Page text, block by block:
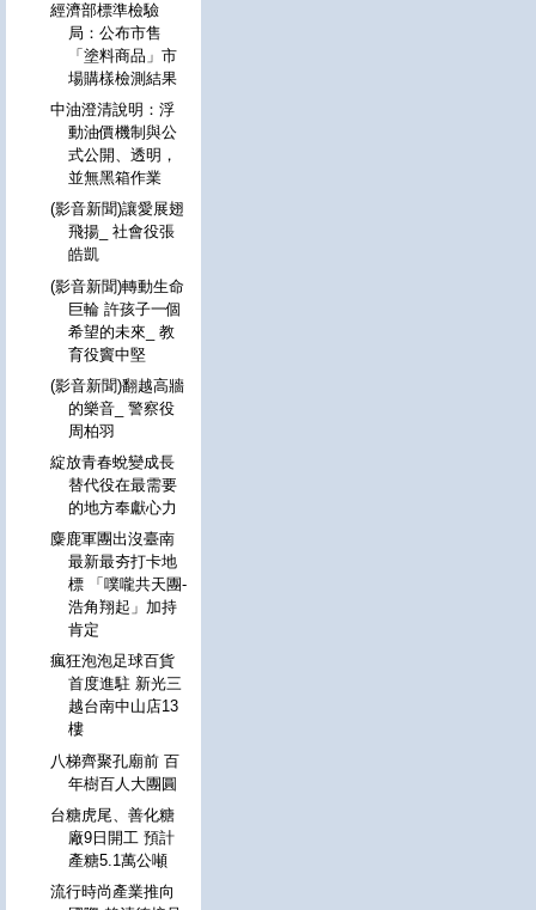
經濟部標準檢驗
局：公布市售
「塗料商品」市
場購樣檢測結果
中油澄清說明：浮
動油價機制與公
式公開、透明，
並無黑箱作業
(影音新聞)讓愛展翅
飛揚_ 社會役張
皓凱
(影音新聞)轉動生命
巨輪 許孩子一個
希望的未來_ 教
育役竇中堅
(影音新聞)翻越高牆
的樂音_ 警察役
周柏羽
綻放青春蛻變成長
替代役在最需要
的地方奉獻心力
麋鹿軍團出沒臺南
最新最夯打卡地
標 「噗嚨共天團-
浩角翔起」加持
肯定
瘋狂泡泡足球百貨
首度進駐 新光三
越台南中山店13
樓
八梯齊聚孔廟前 百
年樹百人大團圓
台糖虎尾、善化糖
廠9日開工 預計
產糖5.1萬公噸
流行時尚產業推向